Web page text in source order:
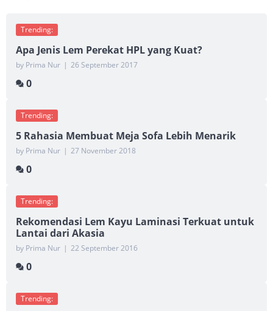
Trending:
Apa Jenis Lem Perekat HPL yang Kuat?
by Prima Nur | 26 September 2017
0
Trending:
5 Rahasia Membuat Meja Sofa Lebih Menarik
by Prima Nur | 27 November 2018
0
Trending:
Rekomendasi Lem Kayu Laminasi Terkuat untuk
Lantai dari Akasia
by Prima Nur | 22 September 2016
0
Trending: